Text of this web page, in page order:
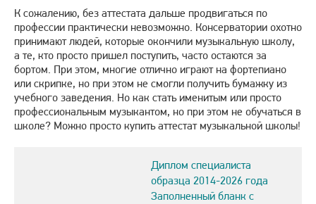
К сожалению, без аттестата дальше продвигаться по
профессии практически невозможно. Консерватории охотно
принимают людей, которые окончили музыкальную школу,
а те, кто просто пришел поступить, часто остаются за
бортом. При этом, многие отлично играют на фортепиано
или скрипке, но при этом не смогли получить бумажку из
учебного заведения. Но как стать именитым или просто
профессиональным музыкантом, но при этом не обучаться в
школе? Можно просто купить аттестат музыкальной школы!
Диплом специалиста
образца 2014-2026 года
Заполненный бланк с